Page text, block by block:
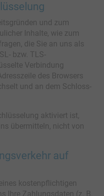
und zum
Inhalte, wie zum
die Sie an uns als
bzw. TLS-
Verbindung
des Browsers
und an dem Schloss-
aktiviert ist,
übermitteln, nicht von
auf
kostenpflichtigen
Ihre Zahlungsdaten (z. B.